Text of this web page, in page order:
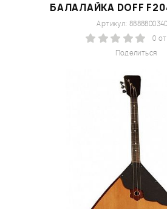
БАЛАЛАЙКА DOFF
Поделиться
Артикул:
0